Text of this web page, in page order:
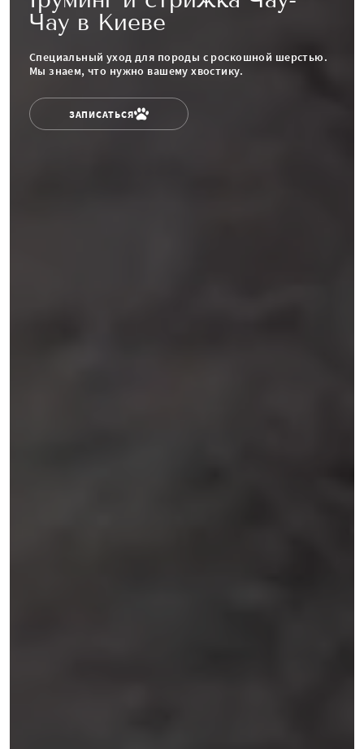
Чау в Киеве
Специальный уход для породы с роскошной шерстью.
Мы знаем, что нужно вашему хвостику.
ЗАПИСАТЬСЯ